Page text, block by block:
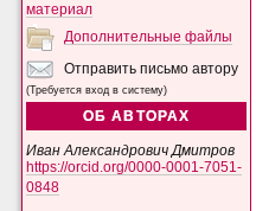
материал
Дополнительные файлы
Отправить письмо автору
(Требуется вход в систему)
ОБ АВТОРАХ
Иван Александрович Дмитров
https://orcid.org/0000-0001-7051-
0848